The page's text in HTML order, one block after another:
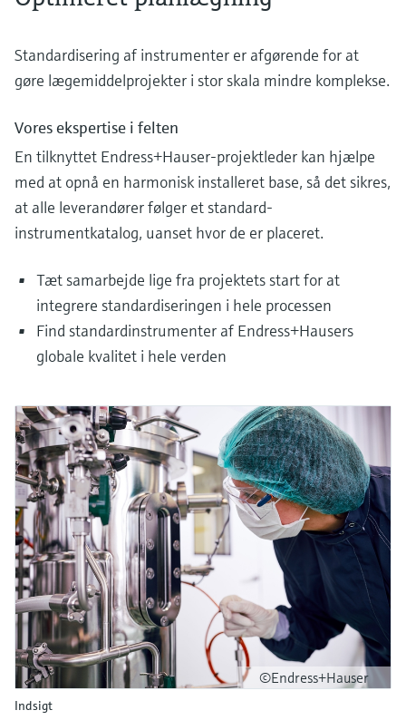
Standardisering af instrumenter er afgørende for at
gøre lægemiddelprojekter i stor skala mindre komplekse.
Vores ekspertise i felten
En tilknyttet Endress+Hauser-projektleder kan hjælpe
med at opnå en harmonisk installeret base, så det sikres,
at alle leverandører følger et standard-
instrumentkatalog, uanset hvor de er placeret.
Tæt samarbejde lige fra projektets start for at
integrere standardiseringen i hele processen
Find standardinstrumenter af Endress+Hausers
globale kvalitet i hele verden
©Endress+Hauser
Indsigt